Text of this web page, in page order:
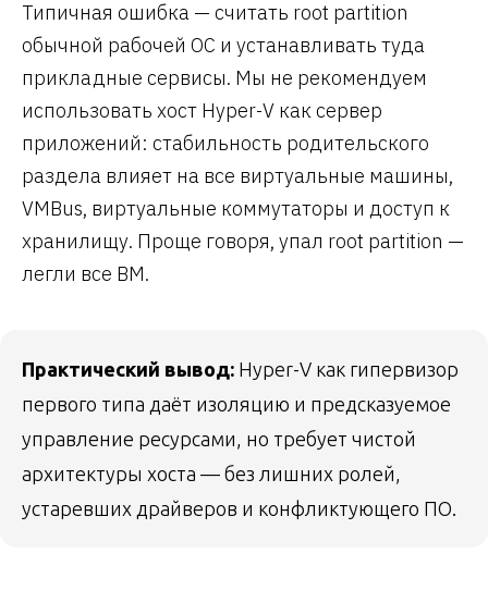
Типичная ошибка — считать root partition
обычной рабочей ОС и устанавливать туда
прикладные сервисы. Мы не рекомендуем
использовать хост Hyper-V как сервер
приложений: стабильность родительского
раздела влияет на все виртуальные машины,
VMBus, виртуальные коммутаторы и доступ к
хранилищу. Проще говоря, упал root partition —
легли все ВМ.
Практический вывод: Hyper-V как гипервизор
первого типа даёт изоляцию и предсказуемое
управление ресурсами, но требует чистой
архитектуры хоста — без лишних ролей,
устаревших драйверов и конфликтующего ПО.